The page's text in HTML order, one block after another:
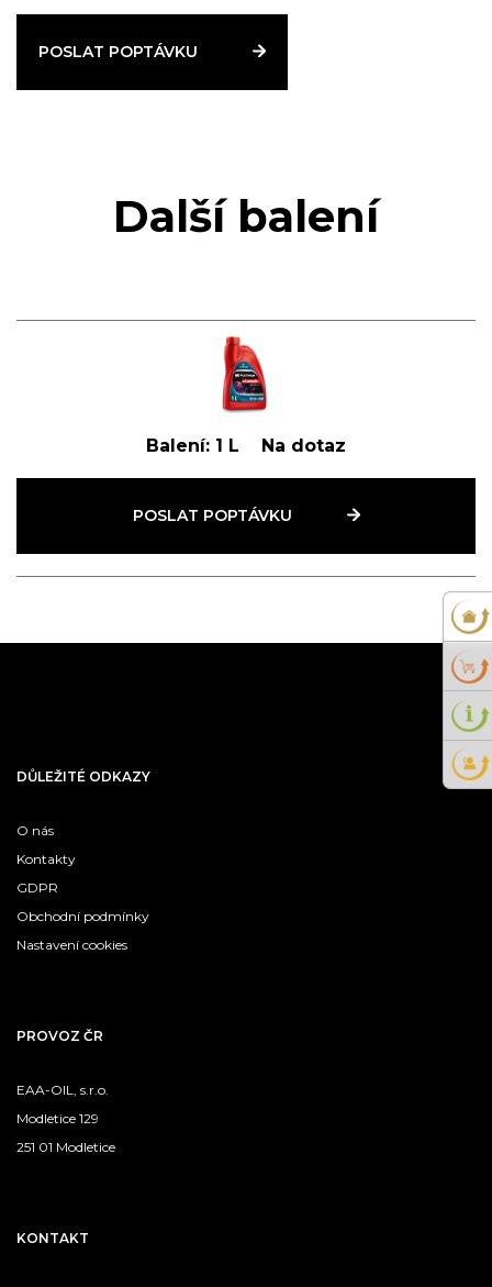
POSLAT POPTÁVKU
Další balení
Balení: 1 L Na dotaz
POSLAT POPTÁVKU
DŮLEŽITÉ ODKAZY
O nás
Kontakty
GDPR
Obchodní podmínky
Nastavení cookies
PROVOZ ČR
EAA-OIL, s.r.o.
Modletice 129
251 01 Modletice
KONTAKT